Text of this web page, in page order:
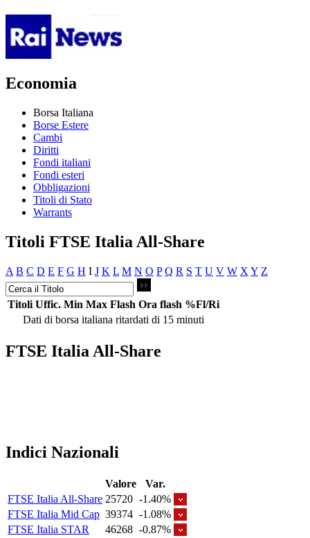
Economia
Borsa Italiana
Borse Estere
Cambi
Diritti
Fondi italiani
Fondi esteri
Obbligazioni
Titoli di Stato
Warrants
Titoli FTSE Italia All-Share
A B C D E F G H I J K L M N O P Q R S T U V W X Y Z
Titoli Uffic. Min Max Flash Ora flash %Fl/Ri
Dati di borsa italiana ritardati di 15 minuti
FTSE Italia All-Share
Indici Nazionali
Valore
Var.
FTSE Italia All-Share 25720 -1.40%
FTSE Italia Mid Cap 39374 -1.08%
FTSE Italia STAR
46268 -0.87%